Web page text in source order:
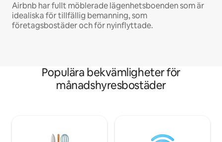
Airbnb har fullt möblerade lägenhetsboenden som är
idealiska för tillfällig bemanning, som
företagsbostäder och för nyinflyttade.
Populära bekvämligheter för
månadshyresbostäder